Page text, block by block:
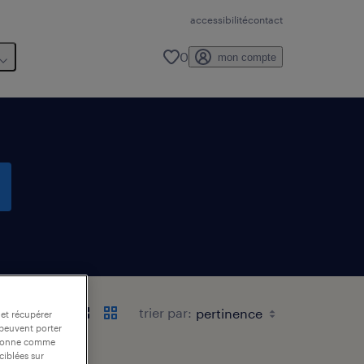
accessibilitécontact
0 mon compte
trier par:
récupérer
porter
comme
sur